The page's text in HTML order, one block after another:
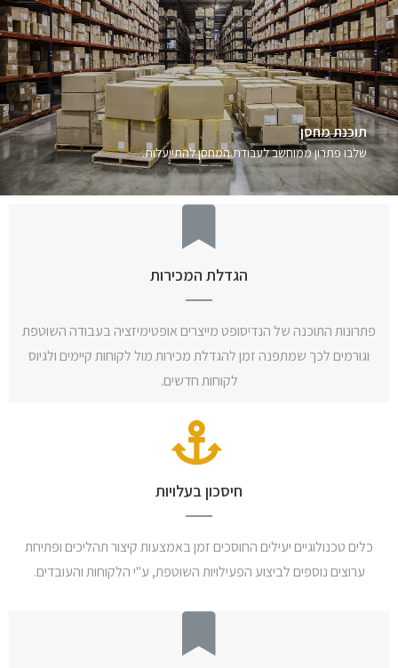
תוכנת מחסן
שלבו פתרון ממוחשב לעבודת המחסן להתייעלות.
הגדלת המכירות
פתרונות התוכנה של הנדיסופט מייצרים אופטימיזציה בעבודה השוטפת
וגורמים לכך שמתפנה זמן להגדלת מכירות מול לקוחות קיימים ולגיוס
לקוחות חדשים.
חיסכון בעלויות
כלים טכנולוגיים יעילים החוסכים זמן באמצעות קיצור תהליכים ופתיחת
ערוצים נוספים לביצוע הפעילויות השוטפת, ע"י הלקוחות והעובדים.